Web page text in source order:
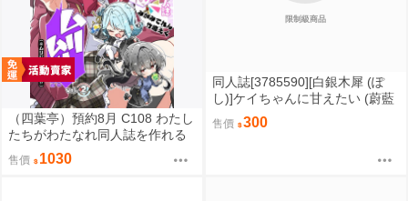
（四葉亭）預約8月 C108 わたし
たちがわたなれ同人誌を作れる
わけないじゃん! ムリムリ!(※
ムリじゃなかった!)Vol.2 竹嶋え
售價 1030
限制級商品
同人誌[3785590][白銀木犀 (ぽ
し)]ケイちゃんに甘えたい (蔚藍
售價 300